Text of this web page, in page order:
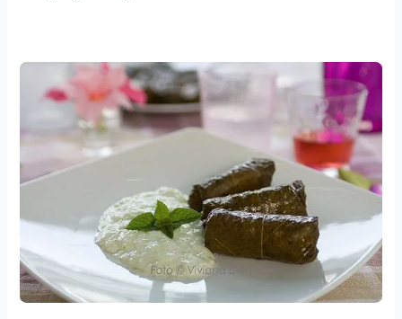
…
Anniversari,
di
Estate,
di
e
Involtini
di